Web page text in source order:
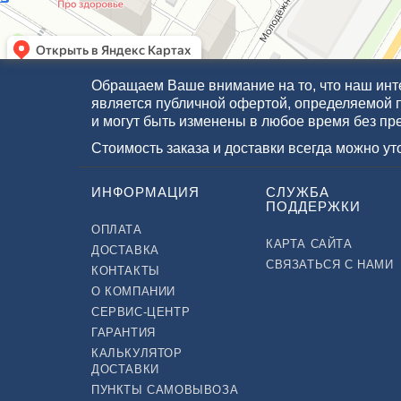
Обращаем Ваше внимание на то, что наш
является публичной офертой,
и могут быть изменены в любое время без
Стоимость заказа и доставки всегда можно
ИНФОРМАЦИЯ
ОПЛАТА
ДОСТАВКА
КОНТАКТЫ
О КОМПАНИИ
СЕРВИС-ЦЕНТР
ГАРАНТИЯ
КАЛЬКУЛЯТОР
ДОСТАВКИ
ПУНКТЫ САМОВЫВОЗА
СЛУЖБА
ПОДДЕРЖКИ
КАРТА САЙТА
СВЯЗАТЬСЯ С НАМИ